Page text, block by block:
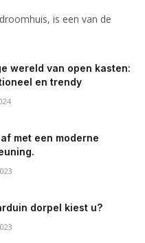
is een van de
wereld van open kasten:
en trendy
met een moderne
dorpel kiest u?